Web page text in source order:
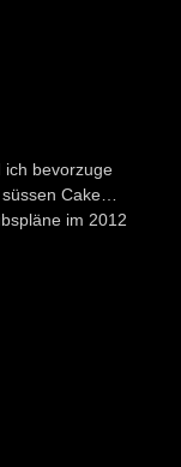
bevorzuge
Cake…
im 2012